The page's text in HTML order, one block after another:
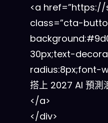
<a
class=”cta-
30px;text-
radius:8px;font-
搭上 2027 AI 預測
</a>
</div>